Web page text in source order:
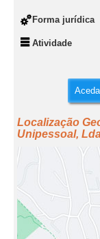
Forma jurídica
Atividade
Localização
Unipessoal,